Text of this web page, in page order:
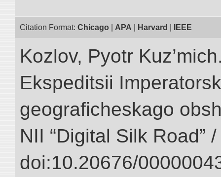
Citation Format: Chicago APA Harvard IEEE
Kozlov, Pyotr
Ekspeditsii
geograficheskago
NII “Digital Silk Road”
doi:10.20676/